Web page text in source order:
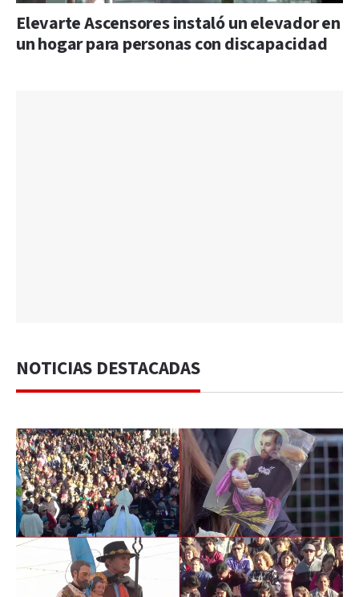
Elevarte Ascensores instaló un elevador en
un hogar para personas con discapacidad
NOTICIAS DESTACADAS